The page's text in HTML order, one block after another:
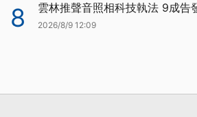
8 雲林推聲音照相科技執法 9成告
2026/8/9 12:09